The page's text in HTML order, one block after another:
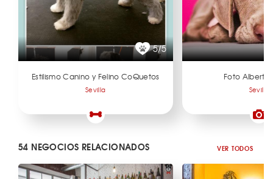
5/5
Estilismo Canino y Felino CoQuetos
Sevilla
Foto Alberto
Sevilla
54 NEGOCIOS RELACIONADOS VER TODOS